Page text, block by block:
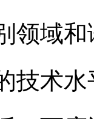
领域
技术